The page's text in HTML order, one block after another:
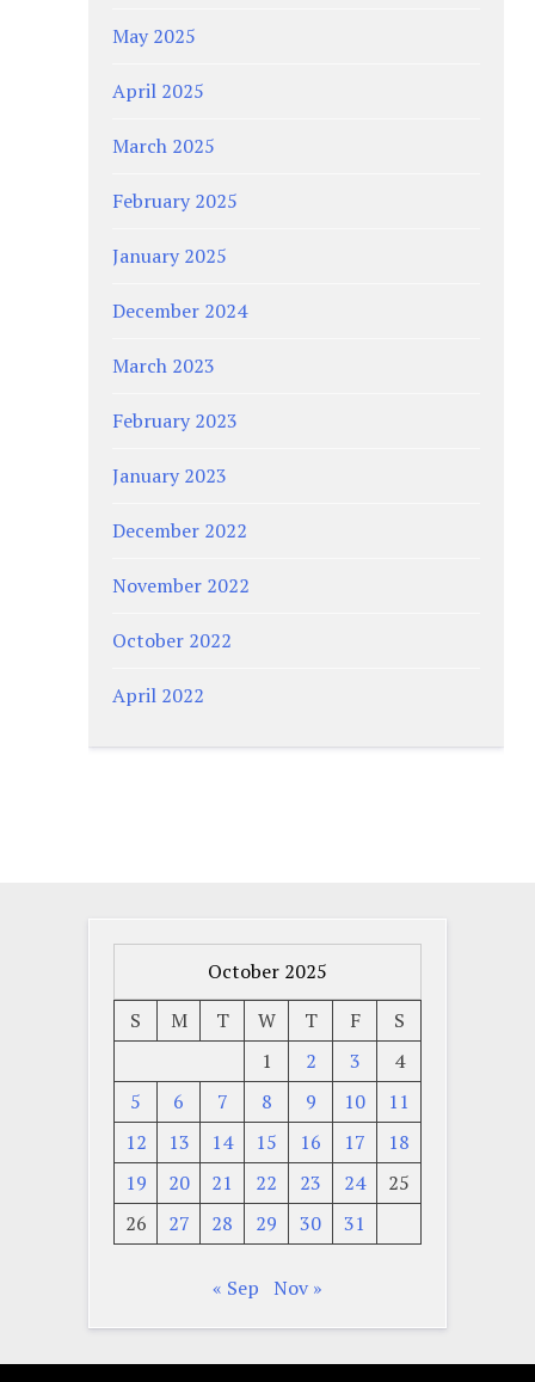
May 2025
April 2025
March 2025
February 2025
January 2025
December 2024
March 2023
February 2023
January 2023
December 2022
November 2022
October 2022
April 2022
October 2025
S
M T W T F
S
1
2 3
4
5
6 7 8 9 10
11
12
13 14 15 16 17
18
19
20 21 22 23 24
25
26
27 28 29 30 31
« Sep Nov »